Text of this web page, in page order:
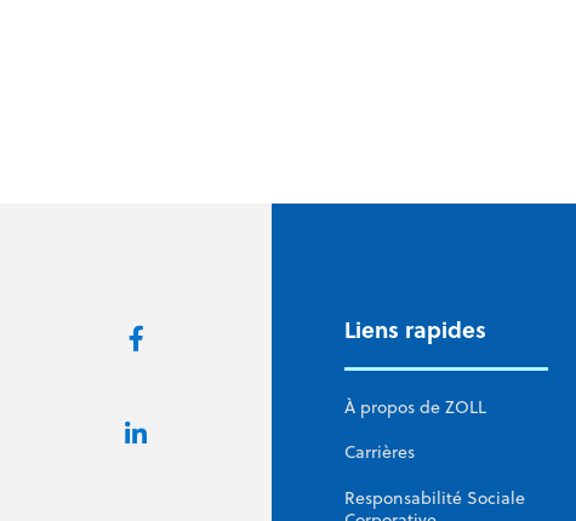
Liens rapides
À propos de ZOLL
Carrières
Responsabilité Sociale